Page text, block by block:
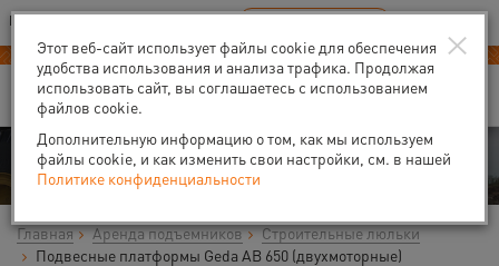
Ваш город:Екатеринбург
В Вашем регионе нет наших офисов RU EN
Аренда
Главная Аренда подъемников
Строительные люльки
Подвесные платформы Geda AB 650 (двухмоторные)
×
Этот веб-сайт использует файлы cookie для обеспечения
удобства использования и анализа трафика. Продолжая
использовать сайт, вы соглашаетесь с использованием
файлов cookie.
Дополнительную информацию о том, как мы используем
файлы cookie, и как изменить свои настройки, см. в нашей
Политике конфиденциальности